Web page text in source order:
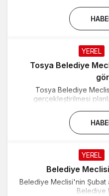
YEREL
Tosya Belediye
Tosya Belediye
gerçekleştirilmesi
YEREL
Belediye
Belediye Meclisi'nin Şubat
Belediye